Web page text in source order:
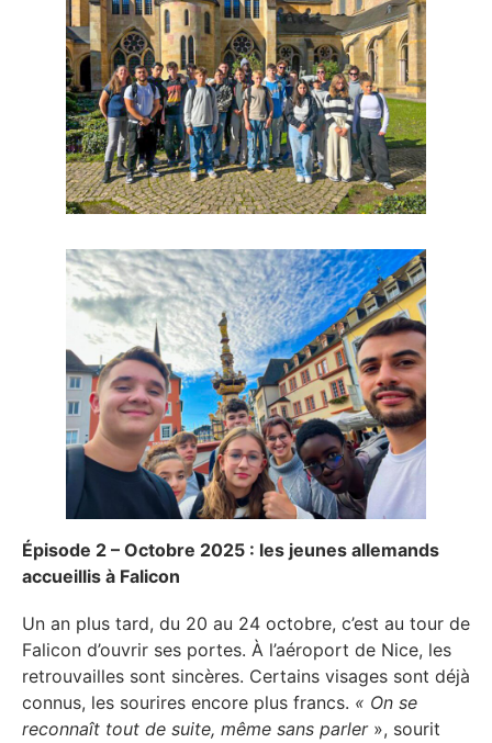
Épisode 2 – Octobre 2025 : les jeunes allemands
accueillis à Falicon
Un an plus tard, du 20 au 24 octobre, c’est au tour de
Falicon d’ouvrir ses portes. À l’aéroport de Nice, les
retrouvailles sont sincères. Certains visages sont déjà
connus, les sourires encore plus francs. « On se
reconnaît tout de suite, même sans parler», sourit